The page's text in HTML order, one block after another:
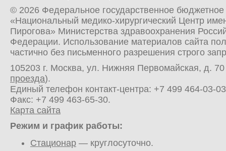
© 2026 Федеральное государственное
«Национальный медико-хирургический Центр
Пирогова» Министерства здравоохранения
Федерации. Использование материалов сайта
частично без письменного разрешения строго
105203 г. Москва, ул. Нижняя Первомайская, д.
проезда).
Единый телефон контакт-центра: +7 499 464-03-03
Факс: +7 499 463-65-30.
Карта сайта
Режим и график работы:
Стационар — круглосуточно.